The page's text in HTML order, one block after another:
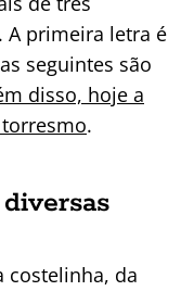
A primeira letra é
seguintes são
disso, hoje a
.
costelinha, da